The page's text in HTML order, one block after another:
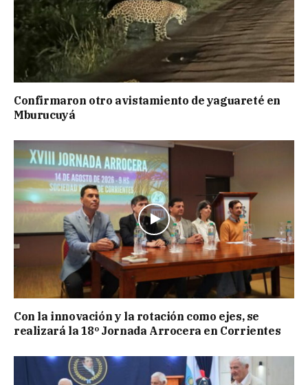
Confirmaron otro avistamiento de yaguareté en
Mburucuyá
Con la innovación y la rotación como ejes, se
realizará la 18º Jornada Arrocera en Corrientes